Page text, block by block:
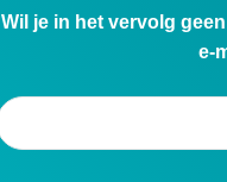
Wil je in het vervolg
e-